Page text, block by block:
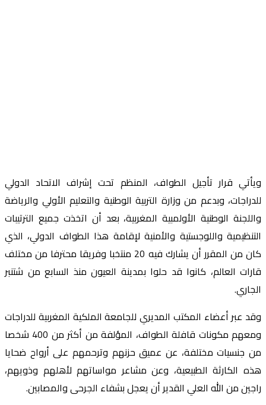
ويأتي قرار تأجيل الطواف، المنظم تحت إشراف الاتحاد الدولي
للدراجات، وبدعم من وزارة التربية الوطنية والتعليم الأولي والرياضة
واللجنة الوطنية الأولمبية المغربية، بعد أن اتخذت جميع الترتيبات
التنظيمية واللوجستية والأمنية لإقامة هذا الطواف الدولي، الذي
كان من المقرر أن يشارك فيه 20 منتخبا وفريقا محترفا من مختلف
قارات العالم، كانوا قد حلوا بمدينة العيون منذ السابع من شتنبر
الجاري.
وقد عبر أعضاء المكتب المديري للجامعة الملكية المغربية للدراجات
ومعهم مكونات قافلة الطواف، المؤلفة من أكثر من 400 شخصا
من جنسيات مختلفة، عن عميق حزنهم وترحمهم على أرواح ضحايا
هذه الكارثة الطبيعية، وعن مشاعر مواساتهم لأهلهم وذويهم،
راجين من الله العلي القدير أن يعجل بشفاء الجرحى والمصابين.